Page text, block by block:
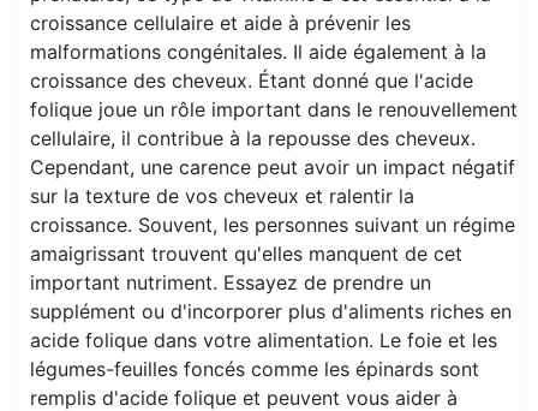
croissance cellulaire et aide à prévenir les
malformations congénitales. Il aide également à la
croissance des cheveux. Étant donné que l'acide
folique joue un rôle important dans le renouvellement
cellulaire, il contribue à la repousse des cheveux.
Cependant, une carence peut avoir un impact négatif
sur la texture de vos cheveux et ralentir la
croissance. Souvent, les personnes suivant un régime
amaigrissant trouvent qu'elles manquent de cet
important nutriment. Essayez de prendre un
supplément ou d'incorporer plus d'aliments riches en
acide folique dans votre alimentation. Le foie et les
légumes-feuilles foncés comme les épinards sont
remplis d'acide folique et peuvent vous aider à